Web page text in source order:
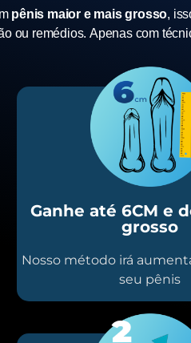
pênis maior e mais grosso,
ou remédios.Apenas com
Ganhe até 6CM e
grosso
Nosso método irá
seu pênis